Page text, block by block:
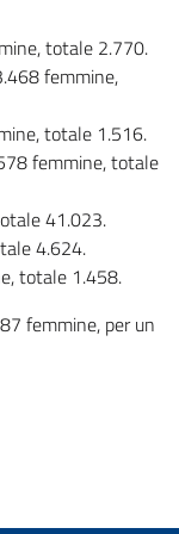
totale 2.770.
femmine,
totale 1.516.
femmine, totale
41.023.
4.624.
totale 1.458.
femmine, per un